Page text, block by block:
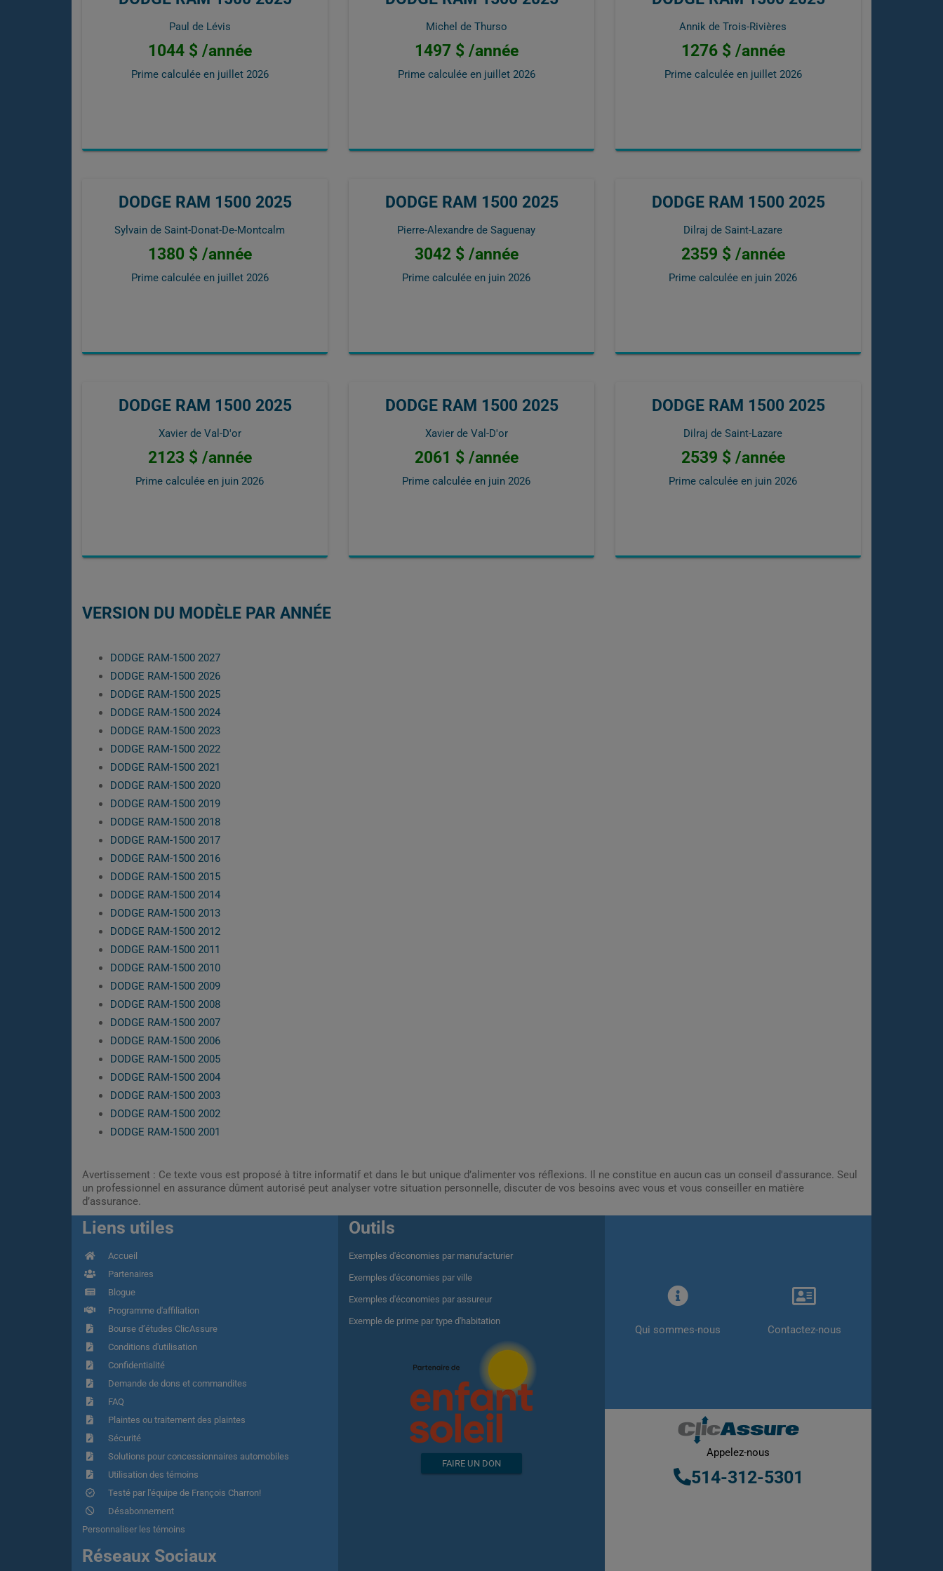
Paul de Lévis
1044 $ /année
Prime calculée en juillet 2026
Michel de Thurso
1497 $ /année
Prime calculée en juillet 2026
Annik de Trois-Rivières
1276 $ /année
Prime calculée en juillet 2026
DODGE RAM 1500 2025
Sylvain de Saint-Donat-De-Montcalm
1380 $ /année
Prime calculée en juillet 2026
DODGE RAM 1500 2025
Pierre-Alexandre de Saguenay
3042 $ /année
Prime calculée en juin 2026
DODGE RAM 1500 2025
Dilraj de Saint-Lazare
2359 $ /année
Prime calculée en juin 2026
DODGE RAM 1500 2025
Xavier de Val-D'or
2123 $ /année
Prime calculée en juin 2026
DODGE RAM 1500 2025
Xavier de Val-D'or
2061 $ /année
Prime calculée en juin 2026
DODGE RAM 1500 2025
Dilraj de Saint-Lazare
2539 $ /année
Prime calculée en juin 2026
VERSION DU MODÈLE PAR ANNÉE
DODGE RAM-1500 2027
DODGE RAM-1500 2026
DODGE RAM-1500 2025
DODGE RAM-1500 2024
DODGE RAM-1500 2023
DODGE RAM-1500 2022
DODGE RAM-1500 2021
DODGE RAM-1500 2020
DODGE RAM-1500 2019
DODGE RAM-1500 2018
DODGE RAM-1500 2017
DODGE RAM-1500 2016
DODGE RAM-1500 2015
DODGE RAM-1500 2014
DODGE RAM-1500 2013
DODGE RAM-1500 2012
DODGE RAM-1500 2011
DODGE RAM-1500 2010
DODGE RAM-1500 2009
DODGE RAM-1500 2008
DODGE RAM-1500 2007
DODGE RAM-1500 2006
DODGE RAM-1500 2005
DODGE RAM-1500 2004
DODGE RAM-1500 2003
DODGE RAM-1500 2002
DODGE RAM-1500 2001
Avertissement : Ce texte vous est proposé à titre informatif et dans le but unique d’alimenter vos réflexions. Il ne constitue en aucun cas un conseil d'assurance. Seul
un professionnel en assurance dûment autorisé peut analyser votre situation personnelle, discuter de vos besoins avec vous et vous conseiller en matière
d’assurance.
Liens utiles
Accueil
Partenaires
Blogue
Programme d'affiliation
Bourse d’études ClicAssure
Conditions d'utilisation
Confidentialité
Demande de dons et commandites
FAQ
Plaintes ou traitement des plaintes
Sécurité
Solutions pour concessionnaires automobiles
Utilisation des témoins
Testé par l'équipe de François Charron!
Désabonnement
Personnaliser les témoins
Réseaux Sociaux
Outils
Exemples d'économies par manufacturier
Exemples d'économies par ville
Exemples d'économies par assureur
Exemple de prime par type d'habitation
FAIRE UN DON
Qui sommes-nous Contactez-nous
Appelez-nous
514-312-5301